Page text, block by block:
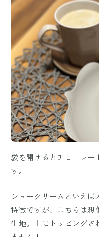
袋を開けるとチョコレー
す。
シュークリームといえば
特徴ですが、こちらは想
生地。上にトッピングさ